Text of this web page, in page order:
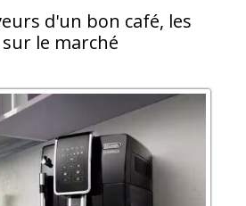
d'un bon café, les
le marché